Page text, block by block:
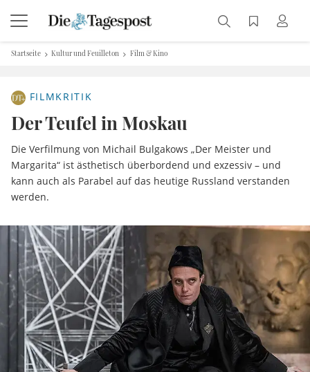
Startseite Kultur und Feuilleton Film & Kino
FILMKRITIK
Der Teufel in Moskau
Die Verfilmung von Michail Bulgakows „Der Meister und
Margarita“ ist ästhetisch überbordend und exzessiv – und
kann auch als Parabel auf das heutige Russland verstanden
werden.